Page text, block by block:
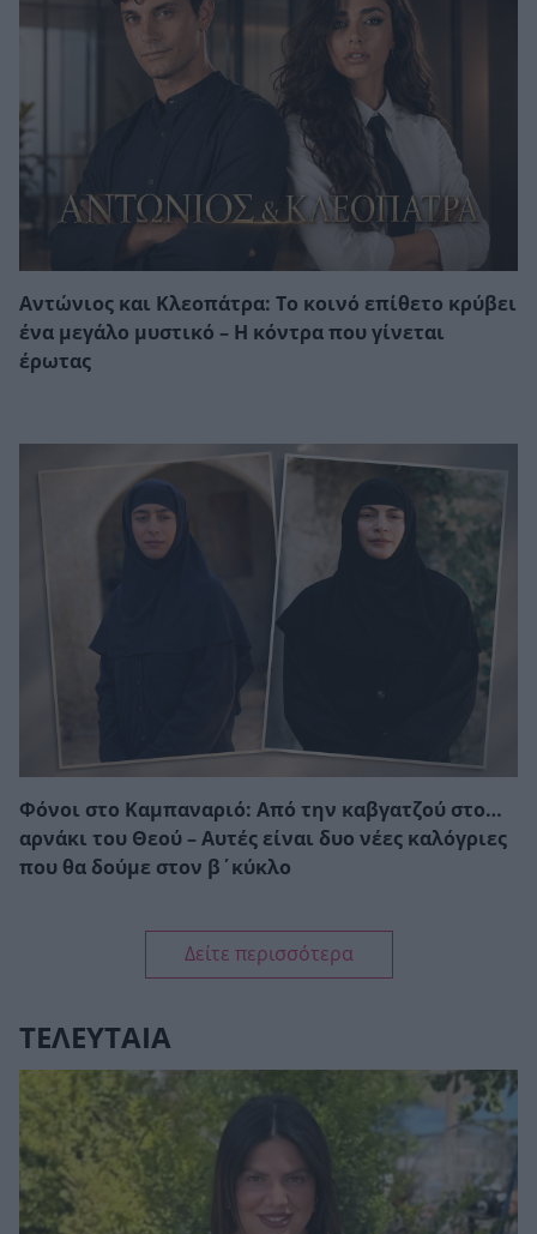
Αντώνιος και Κλεοπάτρα: Το κοινό επίθετο κρύβει
ένα μεγάλο μυστικό – Η κόντρα που γίνεται
έρωτας
Φόνοι στο Καμπαναριό: Από την καβγατζού στο…
αρνάκι του Θεού – Αυτές είναι δυο νέες καλόγριες
που θα δούμε στον β΄κύκλο
Δείτε περισσότερα
ΤΕΛΕΥΤΑΙΑ